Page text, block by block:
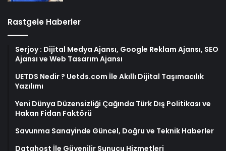
Rastgele Haberler
Serjoy : Dijital Medya Ajansı, Google Reklam Ajansı, SEO
Ajansı ve Web Tasarım Ajansı
UETDS Nedir ? Uetds.com İle Akıllı Dijital Taşımacılık
Yazılımı
Yeni Dünya Düzensizliği Çağında Türk Dış Politikası ve
Hakan Fidan Faktörü
Savunma Sanayinde Güncel, Doğru ve Teknik Haberler
Datahost İle Güvenilir Sunucu Hizmetleri